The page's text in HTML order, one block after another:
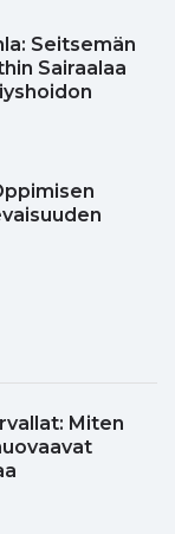
Seitsemän
Sairaalaa
Miten